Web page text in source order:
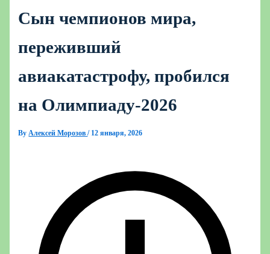
Сын чемпионов мира,
переживший
авиакатастрофу, пробился
на Олимпиаду‑2026
ByАлексей Морозов/ 12 января, 2026